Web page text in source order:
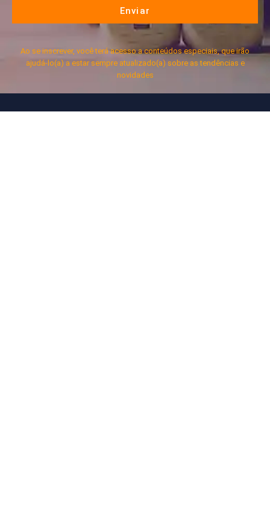
Enviar
Ao se inscrever, você terá acesso a conteúdos especiais, que irão
ajudá-lo(a) a estar sempre atualizado(a) sobre as tendências e
novidades